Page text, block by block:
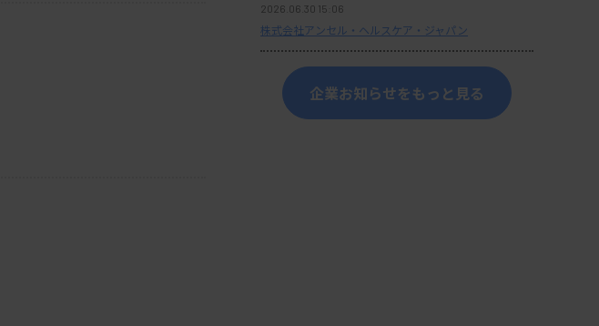
2026.06.30 15:06
株式会社アンセル・ヘルスケア・ジャパン
企業お知らせをもっと見る